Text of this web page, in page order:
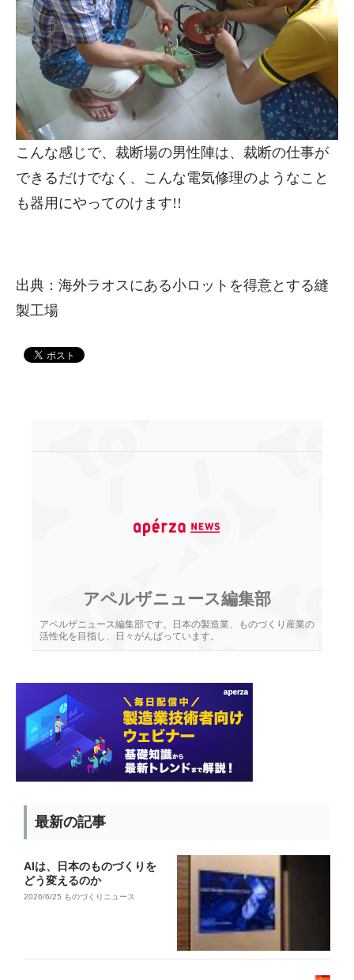
こんな感じで、裁断場の男性陣は、裁断の仕事が
できるだけでなく、こんな電気修理のようなこと
も器用にやってのけます!!
出典：海外ラオスにある小ロットを得意とする縫
製工場
アペルザニュース編集部
アペルザニュース編集部です。日本の製造業、ものづくり産業の
活性化を目指し、日々がんばっています。
最新の記事
AIは、日本のものづくりを
どう変えるのか
2026/6/25 ものづくりニュース